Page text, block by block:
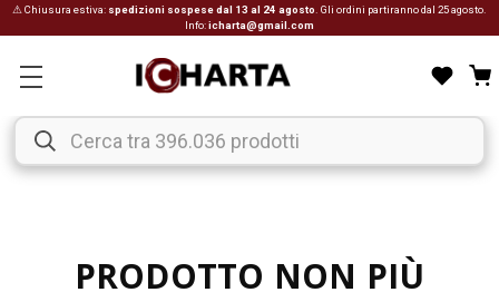
⚠ Chiusura estiva: spedizioni sospese dal 13 al 24 agosto . Gli ordini partiranno dal 25 agosto.
Info:icharta@gmail.com
PRODOTTO NON PIÙ